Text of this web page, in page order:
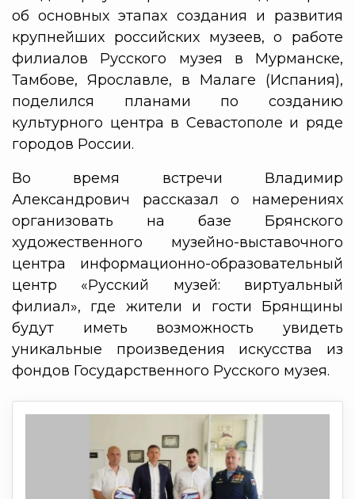
об основных этапах создания и развития
крупнейших российских музеев, о работе
филиалов Русского музея в Мурманске,
Тамбове, Ярославле, в Малаге (Испания),
поделился планами по созданию
культурного центра в Севастополе и ряде
городов России.
Во время встречи Владимир
Александрович рассказал о намерениях
организовать на базе Брянского
художественного музейно-выставочного
центра информационно-образовательный
центр «Русский музей: виртуальный
филиал», где жители и гости Брянщины
будут иметь возможность увидеть
уникальные произведения искусства из
фондов Государственного Русского музея.